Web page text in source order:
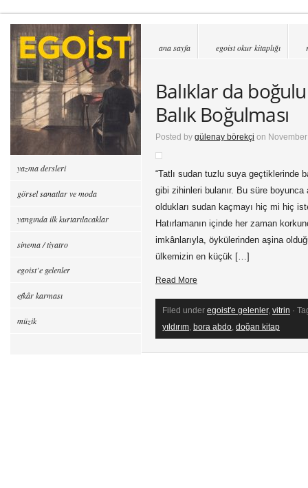
ana sayfa egoist okur kitaplığı
Balıklar da
Balık Boğulması
Posted by gülenay börekçi on
“Tatlı sudan tuzlu suya geçtiklerinde
gibi zihinleri bulanır. Bu süre
oldukları sudan kaçmayı hiç mi hiç
Hatırlamanın içinde her zaman
imkânlarıyla, öykülerinden aşina
ülkemizin en küçük […]
Read More
Filed under egoist'e gelenler, vitrin ·
yıldırım, bora abdo, doğan kitap
yazma dersleri
görsel sanatlar ve moda
yangında ilk kurtarılacaklar
sinema / tiyatro
egoist’e gelenler
efkâr karması
müzik